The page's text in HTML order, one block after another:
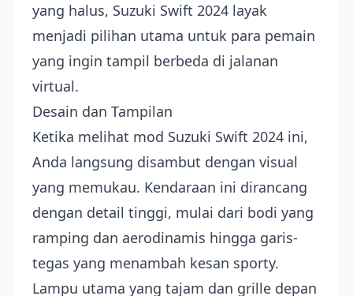
yang halus, Suzuki Swift 2024 layak
menjadi pilihan utama untuk para pemain
yang ingin tampil berbeda di jalanan
virtual.
Desain dan Tampilan
Ketika melihat mod Suzuki Swift 2024 ini,
Anda langsung disambut dengan visual
yang memukau. Kendaraan ini dirancang
dengan detail tinggi, mulai dari bodi yang
ramping dan aerodinamis hingga garis-
tegas yang menambah kesan sporty.
Lampu utama yang tajam dan grille depan